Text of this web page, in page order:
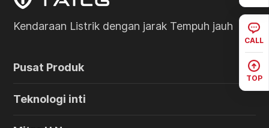
Kendaraan Listrik dengan jarak Tempuh jauh
Pusat Produk
Teknologi inti
CALL
TOP